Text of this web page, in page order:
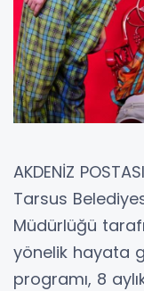
AKDENİZ POSTASI
Tarsus
Müdürlüğü
yönelik hayata
programı, 8